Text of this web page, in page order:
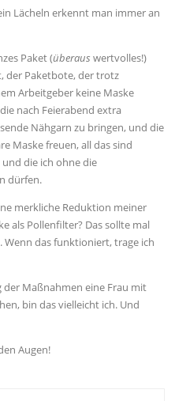
Lächeln erkennt man immer an
Paket (überaus wertvolles!)
der Paketbote, der trotz
Arbeitgeber keine Maske
nach Feierabend extra
Nähgarn zu bringen, und die
Maske freuen, all das sind
die ich ohne die
dürfen.
merkliche Reduktion meiner
als Pollenfilter? Das sollte mal
das funktioniert, trage ich
der Maßnahmen eine Frau mit
bin das vielleicht ich. Und
Augen!